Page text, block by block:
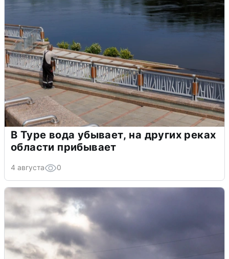
В Туре вода убывает, на других реках
области прибывает
4 августа 0